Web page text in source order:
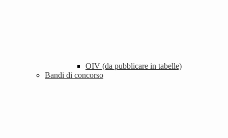
OIV (da pubblicare in tabelle)
Bandi di concorso